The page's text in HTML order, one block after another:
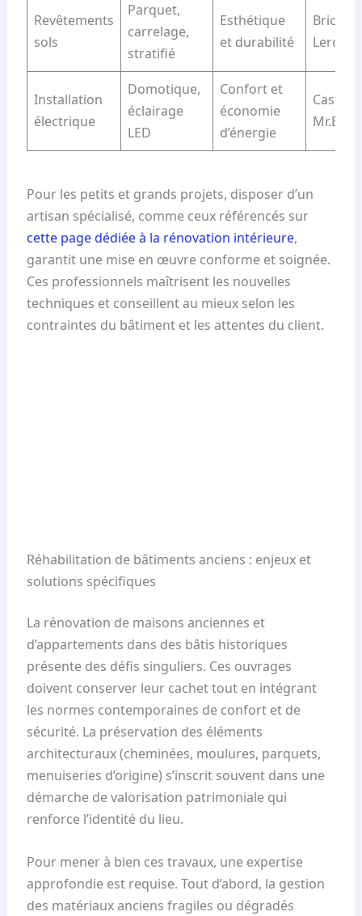
Revêtements
sols
Parquet,
carrelage,
stratifié
Esthétique
et durabilité
Leroy
Installation
électrique
Domotique,
éclairage
LED
Confort et
économie
d’énergie
Pour les petits et grands projets, disposer d’un
artisan spécialisé, comme ceux référencés sur
cette page dédiée à la rénovation intérieure,
garantit une mise en œuvre conforme et soignée.
Ces professionnels maîtrisent les nouvelles
techniques et conseillent au mieux selon les
contraintes du bâtiment et les attentes du client.
Réhabilitation de bâtiments anciens : enjeux et
solutions spécifiques
La rénovation de maisons anciennes et
d’appartements dans des bâtis historiques
présente des défis singuliers. Ces ouvrages
doivent conserver leur cachet tout en intégrant
les normes contemporaines de confort et de
sécurité. La préservation des éléments
architecturaux (cheminées, moulures, parquets,
menuiseries d’origine) s’inscrit souvent dans une
démarche de valorisation patrimoniale qui
renforce l’identité du lieu.
Pour mener à bien ces travaux, une expertise
approfondie est requise. Tout d’abord, la gestion
des matériaux anciens fragiles ou dégradés